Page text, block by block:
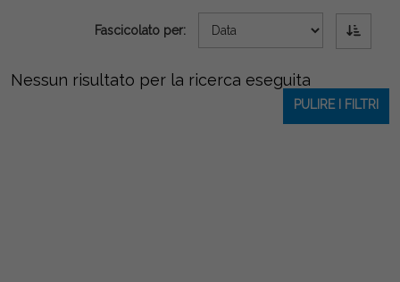
Fascicolato per:
Nessun risultato per la ricerca eseguita
PULIRE I FILTRI